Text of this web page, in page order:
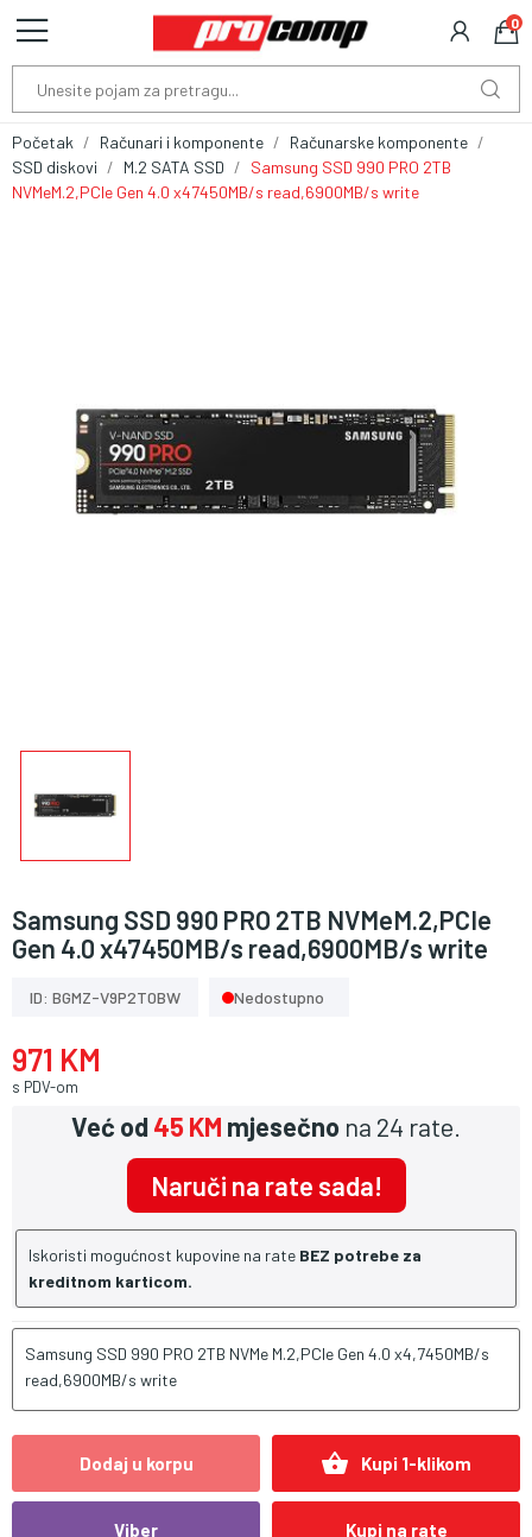
0
Početak Računari i komponente
Računarske komponente
SSD diskovi
M.2 SATA SSD
Samsung SSD 990 PRO 2TB
NVMeM.2,PCIe Gen 4.0 x47450MB/s read,6900MB/s write
Samsung SSD 990 PRO 2TB NVMeM.2,PCIe
Gen 4.0 x47450MB/s read,6900MB/s write
ID: BGMZ-V9P2T0BW Nedostupno
971 KM
s PDV-om
Već od45 KM mjesečno na 24 rate.
Naruči na rate sada!
Iskoristi mogućnost kupovine na rate BEZ potrebe za
kreditnom karticom.
Samsung SSD 990 PRO 2TB NVMe M.2,PCIe Gen 4.0 x4,7450MB/s
read,6900MB/s write
Dodaj u korpu shopping_basket Kupi 1-klikom
Viber Kupi na rate